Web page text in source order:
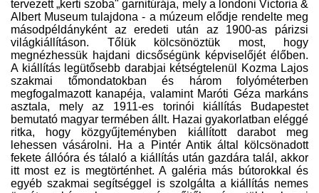
tervezett „kerti szoba" garnitúrája, mely a londoni Victoria &
Albert Museum tulajdona - a múzeum elődje rendelte meg
másodpéldányként az eredeti után az 1900-as párizsi
világkiállításon. Tőlük kölcsönöztük most, hogy
megnézhessük hajdani dicsőségünk képviselőjét élőben.
A kiállítás legütősebb darabjai kétségtelenül Kozma Lajos
szakmai tőmondatokban és három folyóméterben
megfogalmazott kanapéja, valamint Maróti Géza markáns
asztala, mely az 1911-es torinói kiállítás Budapestet
bemutató magyar termében állt. Hazai gyakorlatban eléggé
ritka, hogy közgyűjteményben kiállított darabot meg
lehessen vásárolni. Ha a Pintér Antik által kölcsönadott
fekete állóóra és tálaló a kiállítás után gazdára talál, akkor
itt most ez is megtörténhet. A galéria más bútorokkal és
egyéb szakmai segítséggel is szolgálta a kiállítás nemes